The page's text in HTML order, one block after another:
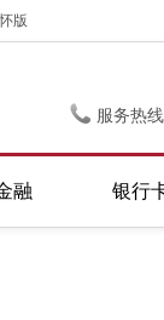
版
服务热
融 银行